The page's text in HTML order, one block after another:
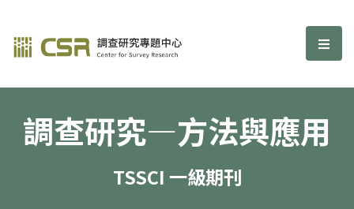
調查研究—方法與應用期刊 選
調查研究—方法與應用
TSSCI 一級期刊